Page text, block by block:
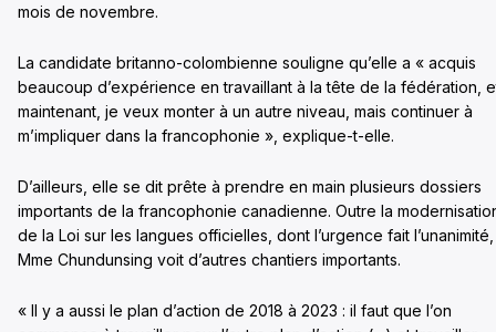
mois de novembre.
La candidate britanno-colombienne souligne qu’elle a « acquis
beaucoup d’expérience en travaillant à la tête de la fédération,
maintenant, je veux monter à un autre niveau, mais continuer à
m’impliquer dans la francophonie », explique-t-elle.
D’ailleurs, elle se dit prête à prendre en main plusieurs dossiers
importants de la francophonie canadienne. Outre la
de la Loi sur les langues officielles, dont l’urgence fait l’unanimité,
Mme Chundunsing voit d’autres chantiers importants.
« Il y a aussi le plan d’action de 2018 à 2023 : il faut que l’on